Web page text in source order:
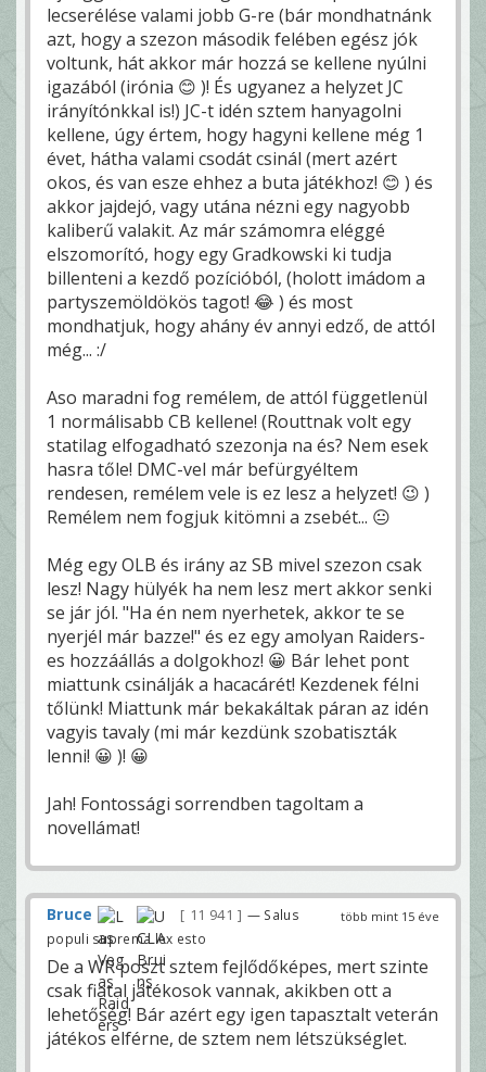
lecserélése valami jobb G-re (bár mondhatnánk
azt, hogy a szezon második felében egész jók
voltunk, hát akkor már hozzá se kellene nyúlni
igazából (irónia 😊 )! És ugyanez a helyzet JC
irányítónkkal is!) JC-t idén sztem hanyagolni
kellene, úgy értem, hogy hagyni kellene még 1
évet, hátha valami csodát csinál (mert azért
okos, és van esze ehhez a buta játékhoz! 😊 ) és
akkor jajdejó, vagy utána nézni egy nagyobb
kaliberű valakit. Az már számomra eléggé
elszomorító, hogy egy Gradkowski ki tudja
billenteni a kezdő pozícióból, (holott imádom a
partyszemöldökös tagot! 😂 ) és most
mondhatjuk, hogy ahány év annyi edző, de attól
még... :/
Aso maradni fog remélem, de attól függetlenül
1 normálisabb CB kellene! (Routtnak volt egy
statilag elfogadható szezonja na és? Nem esek
hasra tőle! DMC-vel már befürgyéltem
rendesen, remélem vele is ez lesz a helyzet! 😉 )
Remélem nem fogjuk kitömni a zsebét... 😐
Még egy OLB és irány az SB mivel szezon csak
lesz! Nagy hülyék ha nem lesz mert akkor senki
se jár jól. "Ha én nem nyerhetek, akkor te se
nyerjél már bazze!" és ez egy amolyan Raiders-
es hozzáállás a dolgokhoz! 😀 Bár lehet pont
miattunk csinálják a hacacárét! Kezdenek félni
tőlünk! Miattunk már bekakáltak páran az idén
vagyis tavaly (mi már kezdünk szobatiszták
lenni! 😀 )! 😀
Jah! Fontossági sorrendben tagoltam a
novellámat!
több mint 15 éve
Bruce 11 941
— Salus
populi suprema lex esto
De a WR poszt sztem fejlődőképes, mert szinte
csak fiatal játékosok vannak, akikben ott a
lehetőség! Bár azért egy igen tapasztalt veterán
játékos elférne, de sztem nem létszükséglet.